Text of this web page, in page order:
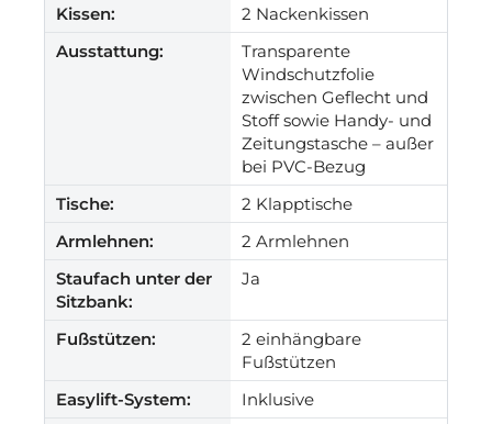
Kissen:
2 Nackenkissen
Ausstattung:
Transparente
Windschutzfolie
zwischen Geflecht und
Stoff sowie Handy- und
Zeitungstasche – außer
bei PVC-Bezug
Tische:
2 Klapptische
Armlehnen:
2 Armlehnen
Staufach unter der
Sitzbank:
Ja
Fußstützen:
2 einhängbare
Fußstützen
Easylift-System:
Inklusive